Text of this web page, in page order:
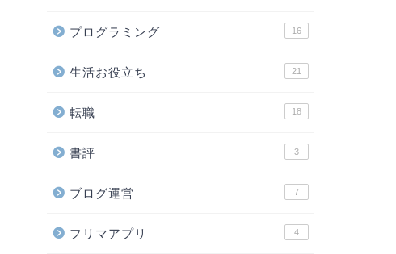
プログラミング 16
生活お役立ち 21
転職 18
書評 3
ブログ運営 7
フリマアプリ 4